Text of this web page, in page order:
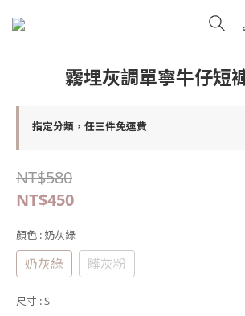
霧埋灰調單寧牛仔短
指定分類，任三件免運費
NT$580
NT$450
顏色 : 奶灰綠
奶灰綠 髒灰粉
尺寸 : S